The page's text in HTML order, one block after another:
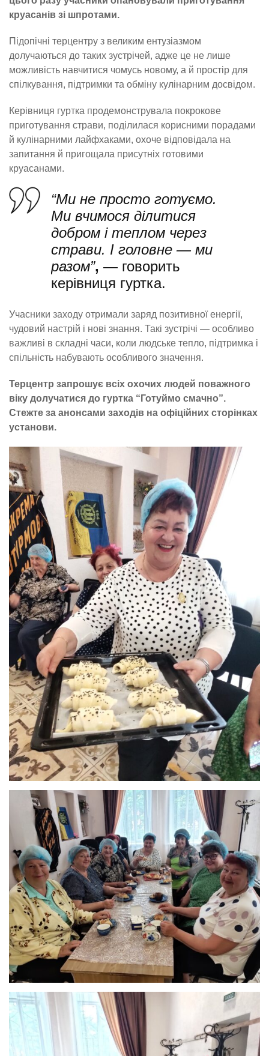
круасанів зі шпротами.
Підопічні терцентру з великим ентузіазмом
долучаються до таких зустрічей, адже це не лише
можливість навчитися чомусь новому, а й простір для
спілкування, підтримки та обміну кулінарним досвідом.
Керівниця гуртка продемонструвала покрокове
приготування страви, поділилася корисними порадами
й кулінарними лайфхаками, охоче відповідала на
запитання й пригощала присутніх готовими
круасанами.
“Ми не просто готуємо.
Ми вчимося ділитися
добром і теплом через
страви. І головне — ми
разом”, — говорить
керівниця гуртка.
Учасники заходу отримали заряд позитивної енергії,
чудовий настрій і нові знання. Такі зустрічі — особливо
важливі в складні часи, коли людське тепло, підтримка і
спільність набувають особливого значення.
Терцентр запрошує всіх охочих людей поважного
віку долучатися до гуртка “Готуймо смачно”.
Стежте за анонсами заходів на офіційних сторінках
установи.